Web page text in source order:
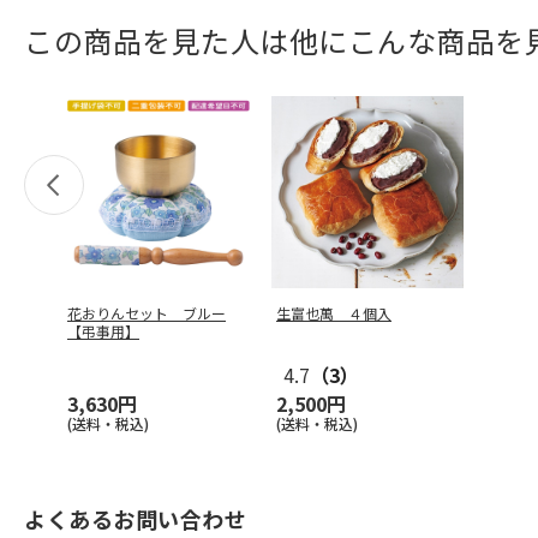
この商品を見た人は他にこんな商品を
花おりんセット ブルー
【弔事用】
3,630円
(送料・税込)
生富也萬 ４個入
4.7 （3）
2,500円
(送料・税込)
よくあるお問い合わせ